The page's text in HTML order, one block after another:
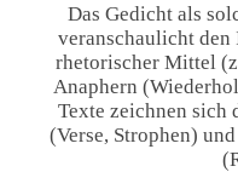
Das Gedicht als
veranschaulicht
rhetorischer Mittel
Anaphern
Texte zeichnen sich
(Verse, Strophen)